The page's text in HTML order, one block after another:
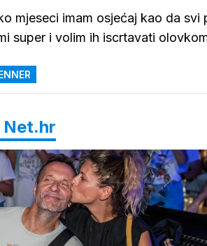
mjeseci imam osjećaj kao da
super i volim ih iscrtavati
Net.hr